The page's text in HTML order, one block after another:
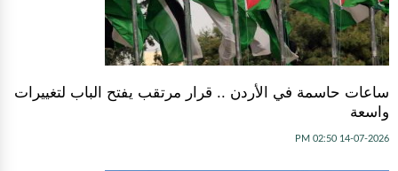
ساعات حاسمة في الأردن .. قرار مرتقب يفتح الباب لتغييرات
واسعة
14-07-2026 02:50 PM